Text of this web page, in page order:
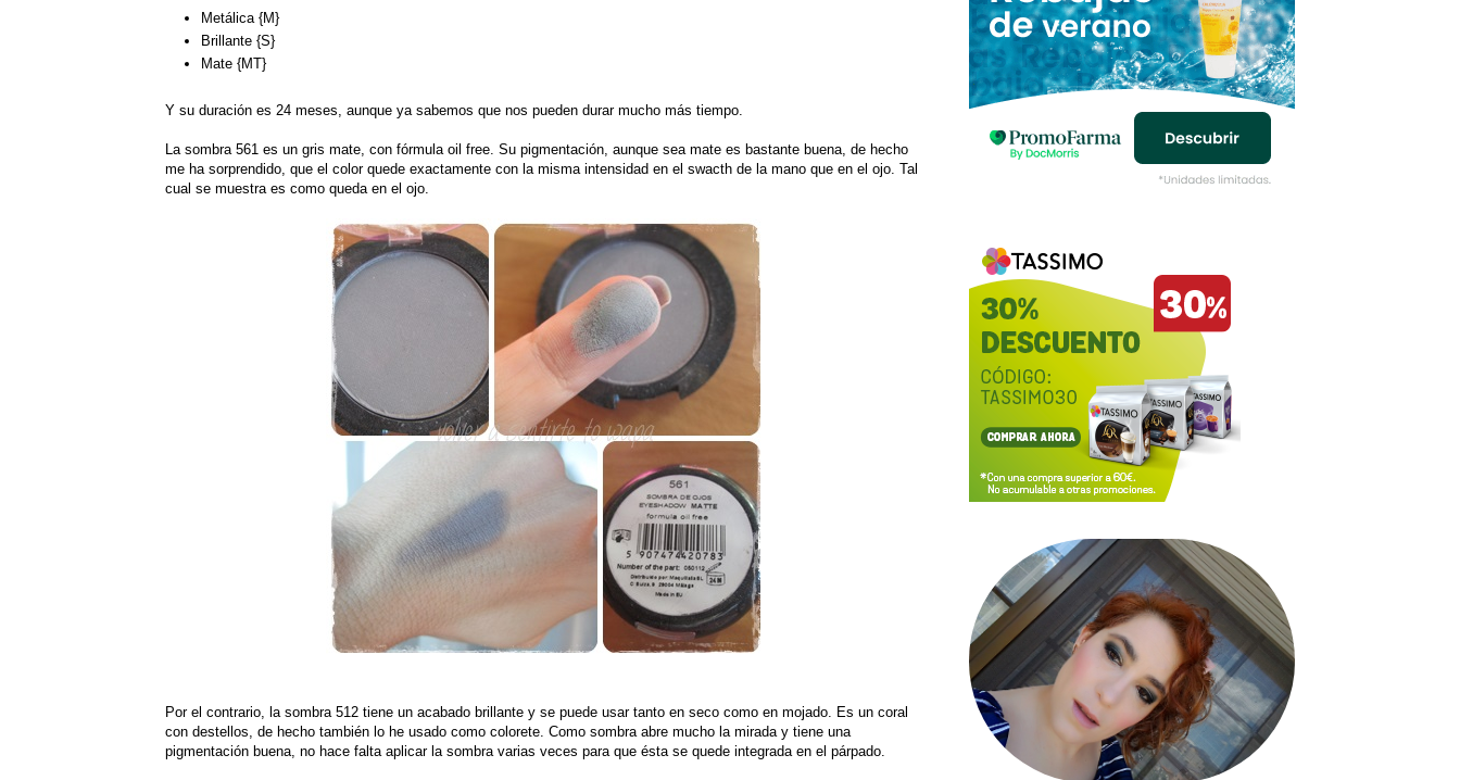
Metálica {M}
Brillante {S}
Mate {MT}
Y su duración es 24 meses, aunque ya sabemos que nos pueden durar mucho más tiempo.
La sombra 561 es un gris mate, con fórmula oil free. Su pigmentación, aunque sea mate es bastante buena, de hecho
me ha sorprendido, que el color quede exactamente con la misma intensidad en el swacth de la mano que en el ojo. Tal
cual se muestra es como queda en el ojo.
Por el contrario, la sombra 512 tiene un acabado brillante y se puede usar tanto en seco como en mojado. Es un coral
con destellos, de hecho también lo he usado como colorete. Como sombra abre mucho la mirada y tiene una
pigmentación buena, no hace falta aplicar la sombra varias veces para que ésta se quede integrada en el párpado.